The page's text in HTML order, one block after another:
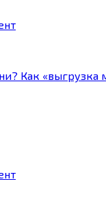
Как «выгрузка